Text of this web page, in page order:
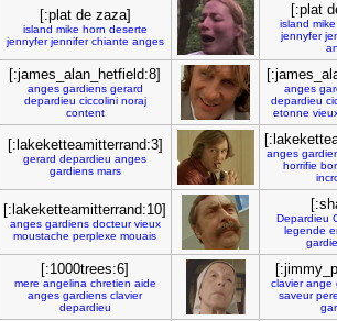
[:plat de zaza]
island mike horn deserte
jennyfer jennifer chiante anges
[:plat
island mike
jennyfer
[:james_alan_hetfield:8]
anges gardiens gerard
depardieu ciccolini noraj
content
anges
depardieu
etonne
[:lakeketteamitterrand:3]
gerard depardieu anges
gardiens mars
anges
horrifie
[:lakeketteamitterrand:10]
anges gardiens docteur vieux
moustache perplexe mouais
Depardieu
legende
[:1000trees:6]
mere angelina chretien aide
anges gardiens clavier
depardieu
clavier ange
saveur